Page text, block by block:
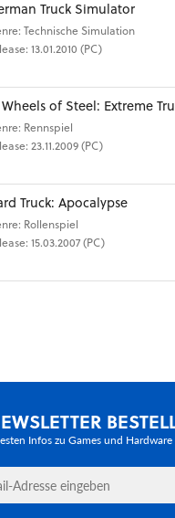
Truck Simulator
Technische Simulation
13.01.2010 (PC)
Wheels of Steel: Extreme
Rennspiel
23.11.2009 (PC)
Truck: Apocalypse
Rollenspiel
15.03.2007 (PC)
Infos zu Games und